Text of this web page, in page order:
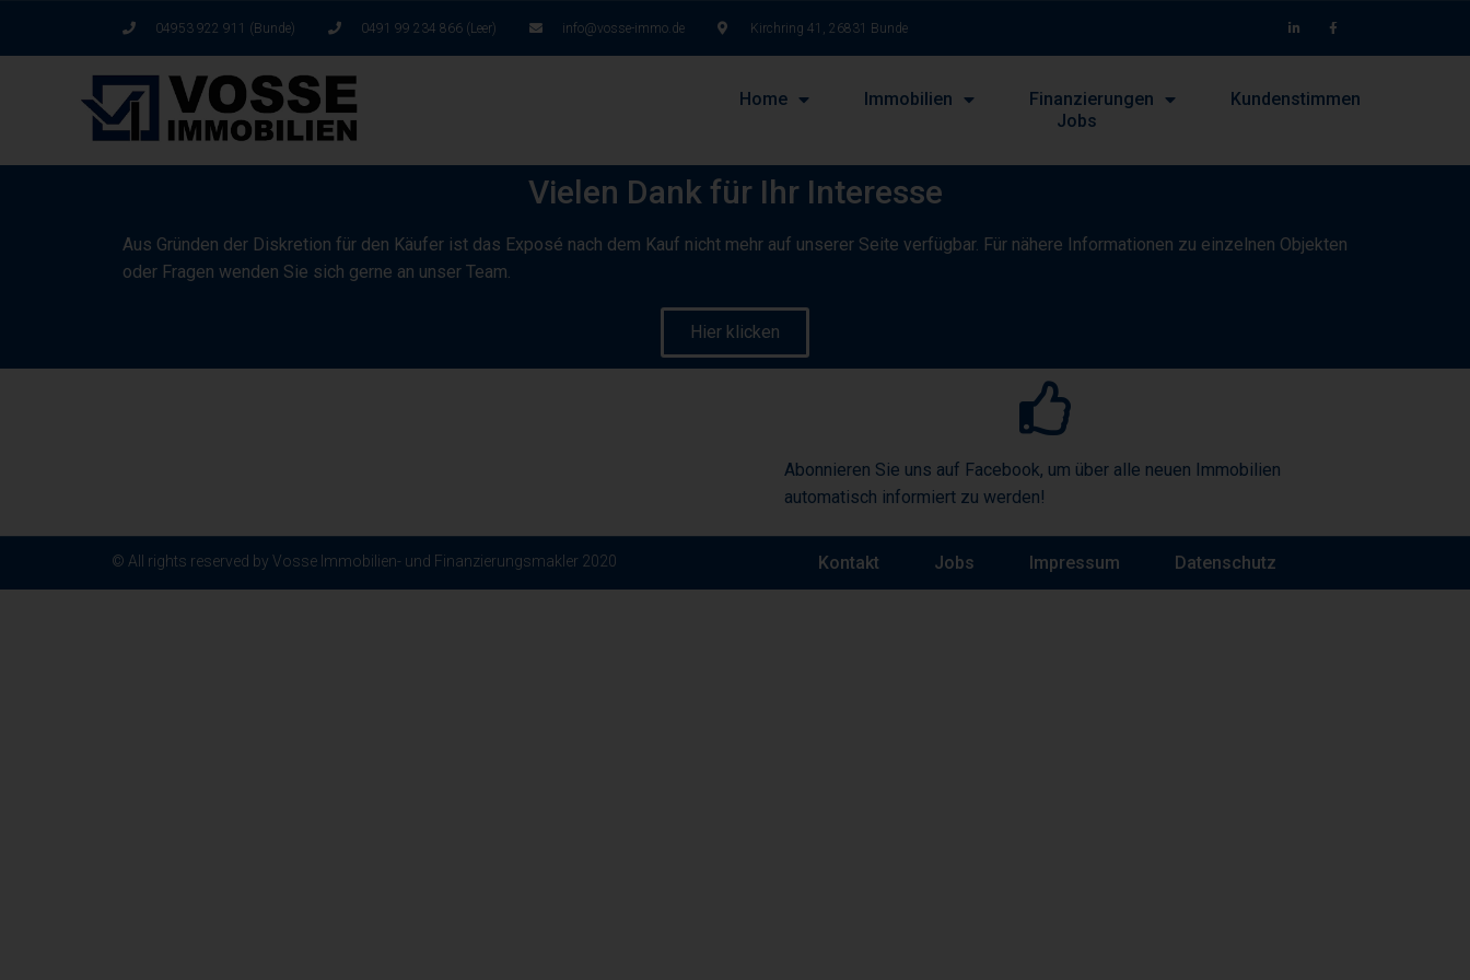
04953 922 911 (Bunde) 0491 99 234 866 (Leer) info@vosse-immo.de Kirchring 41, 26831 Bunde
Home Immobilien Finanzierungen
Kundenstimmen
Jobs
Vielen Dank für Ihr Interesse
Aus Gründen der Diskretion für den Käufer ist das Exposé nach dem Kauf nicht mehr auf unserer Seite verfügbar. Für nähere Informationen zu einzelnen Objekten
oder Fragen wenden Sie sich gerne an unser Team.
Hier klicken
Abonnieren Sie uns auf Facebook, um über alle neuen Immobilien
automatisch informiert zu werden!
© All rights reserved by Vosse Immobilien- und Finanzierungsmakler 2020 Kontakt Jobs Impressum Datenschutz